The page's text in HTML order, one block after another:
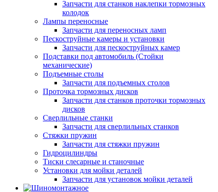
Запчасти для станков наклепки тормозных
колодок
Лампы переносные
Запчасти для переносных ламп
Пескоструйные камеры и установки
Запчасти для пескоструйных камер
Подставки под автомобиль (Стойки
механические)
Подъемные столы
Запчасти для подъемных столов
Проточка тормозных дисков
Запчасти для станков проточки тормозных
дисков
Сверлильные станки
Запчасти для сверлильных станков
Стяжки пружин
Запчасти для стяжки пружин
Гидроцилиндры
Тиски слесарные и станочные
Установки для мойки деталей
Запчасти для установок мойки деталей